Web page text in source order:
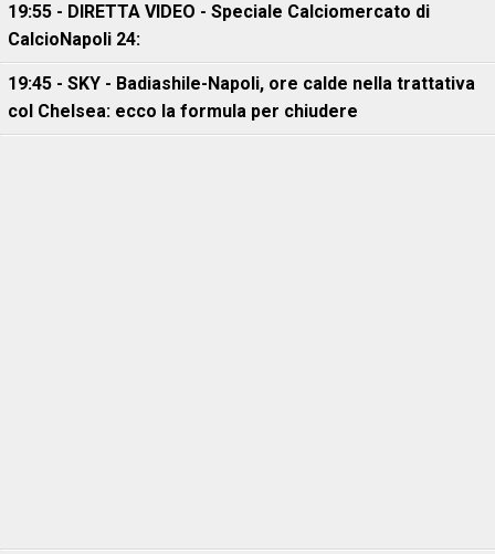
19:55 - DIRETTA VIDEO - Speciale Calciomercato di
CalcioNapoli 24:
19:45 - SKY - Badiashile-Napoli, ore calde nella trattativa
col Chelsea: ecco la formula per chiudere